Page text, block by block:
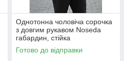
Однотонна чоловіча сорочка
з довгим рукавом Noseda
габардин, стійка
Готово до відправки